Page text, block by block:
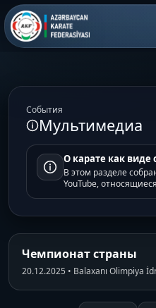
События
Мультимедиа
О карате как виде
В этом разделе
YouTube,
Чемпионат страны
20.12.2025 • Balaxanı Olimpiya